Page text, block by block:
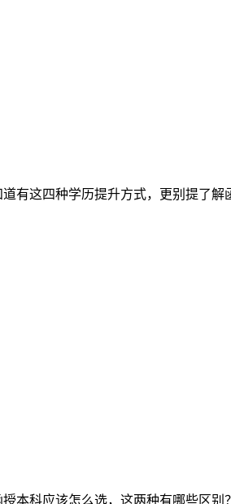
有这四种学历提升方式，更别提了
本科应该怎么选，这两种有哪些区